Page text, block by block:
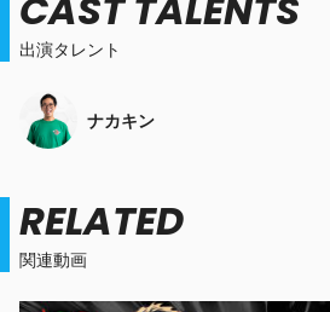
出演タレント
ナカキン
関連動画
RELATED